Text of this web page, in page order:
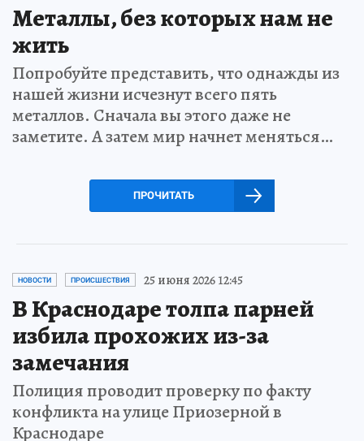
Металлы, без которых нам не
жить
Попробуйте представить, что однажды из
нашей жизни исчезнут всего пять
металлов. Сначала вы этого даже не
заметите. А затем мир начнет меняться…
ПРОЧИТАТЬ
НОВОСТИ ПРОИСШЕСТВИЯ 25 июня 2026 12:45
В Краснодаре толпа парней
избила прохожих из-за
замечания
Полиция проводит проверку по факту
конфликта на улице Приозерной в
Краснодаре